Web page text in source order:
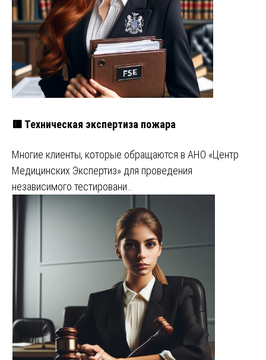
🟥 Техническая экспертиза пожара
Многие клиенты, которые обращаются в АНО «Центр
Медицинских Экспертиз» для проведения
независимого тестировани…